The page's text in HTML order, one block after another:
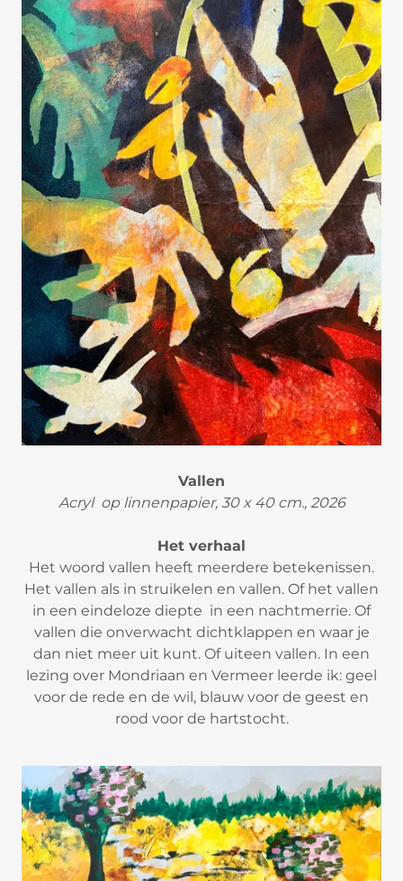
Vallen
Acryl op linnenpapier, 30 x 40 cm., 2026
Het verhaal
Het woord vallen heeft meerdere betekenissen.
Het vallen als in struikelen en vallen. Of het vallen
in een eindeloze diepte in een nachtmerrie. Of
vallen die onverwacht dichtklappen en waar je
dan niet meer uit kunt. Of uiteen vallen. In een
lezing over Mondriaan en Vermeer leerde ik: geel
voor de rede en de wil, blauw voor de geest en
rood voor de hartstocht.